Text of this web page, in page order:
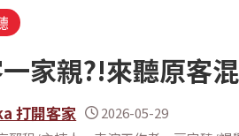
家親?!來聽原客
打開客家
2026-05-29